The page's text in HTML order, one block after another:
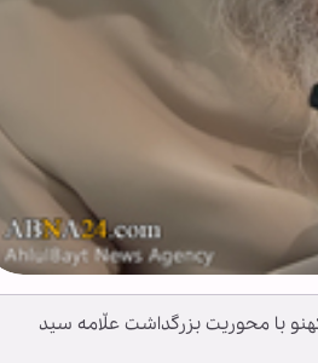
با محوریت بزرگداشت علّامه سید